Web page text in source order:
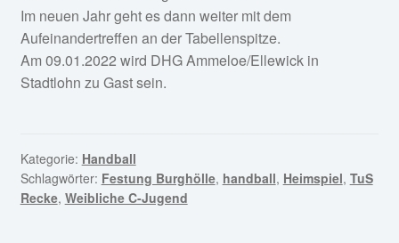
Im neuen Jahr geht es dann weiter mit dem
Aufeinandertreffen an der Tabellenspitze.
Am 09.01.2022 wird DHG Ammeloe/Ellewick in
Stadtlohn zu Gast sein.
Kategorie: Handball
Schlagwörter: Festung Burghölle, handball, Heimspiel, TuS
Recke, Weibliche C-Jugend